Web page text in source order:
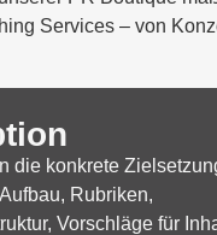
Services – von
die konkrete
Rubriken,
Vorschläge für